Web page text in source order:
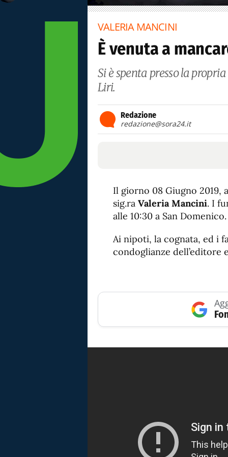
VALERIA MANCINI
È venuta a
Si è spenta presso la
Liri.
Redazione
redazione@sora24.it
Il giorno 08 Giugno 2019,
sig.ra Valeria Mancini. I
alle 10:30 a San Domenico.
Ai nipoti, la cognata, ed i
condoglianze dell’editore